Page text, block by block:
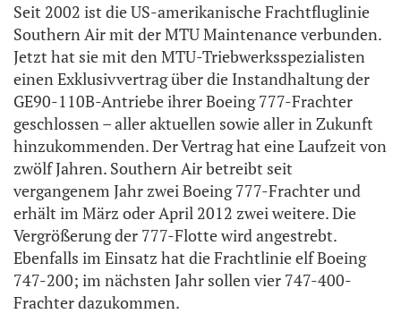
Seit 2002 ist die US-amerikanische Frachtfluglinie
Southern Air mit der MTU Maintenance verbunden.
Jetzt hat sie mit den MTU-Triebwerksspezialisten
einen Exklusivvertrag über die Instandhaltung der
GE90-110B-Antriebe ihrer Boeing 777-Frachter
geschlossen – aller aktuellen sowie aller in Zukunft
hinzukommenden. Der Vertrag hat eine Laufzeit von
zwölf Jahren. Southern Air betreibt seit
vergangenem Jahr zwei Boeing 777-Frachter und
erhält im März oder April 2012 zwei weitere. Die
Vergrößerung der 777-Flotte wird angestrebt.
Ebenfalls im Einsatz hat die Frachtlinie elf Boeing
747-200; im nächsten Jahr sollen vier 747-400-
Frachter dazukommen.